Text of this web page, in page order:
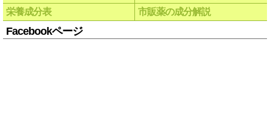
栄養成分表
市販薬の成分解説
Facebookページ